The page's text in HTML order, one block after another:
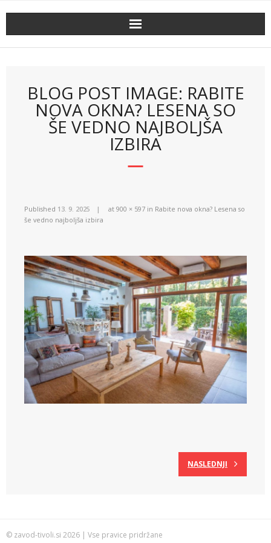
BLOG POST IMAGE: RABITE
NOVA OKNA? LESENA SO
ŠE VEDNO NAJBOLJŠA
IZBIRA
Published 13. 9. 2025 at 900 × 597 in Rabite nova okna? Lesena so
še vedno najboljša izbira
NASLEDNJI
© zavod-tivoli.si 2026 | Vse pravice pridržane